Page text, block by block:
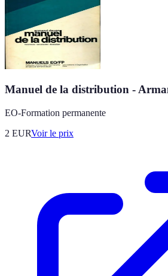
Manuel de la distribution -
EO-Formation permanente
2 EURVoir le prix